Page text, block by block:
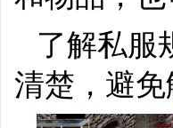
了解私服
清楚，避免